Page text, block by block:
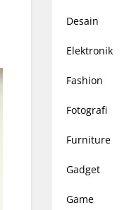
Desain
Elektronik
Fashion
Fotografi
Furniture
Gadget
Game